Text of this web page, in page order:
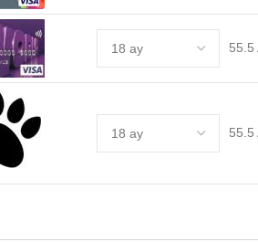
55.5
55.5